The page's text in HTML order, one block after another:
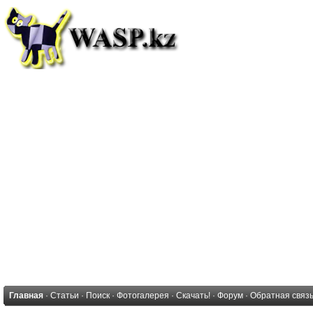
Главная · Статьи · Поиск · Фотогалерея · Скачать! · Форум · Обратная связь